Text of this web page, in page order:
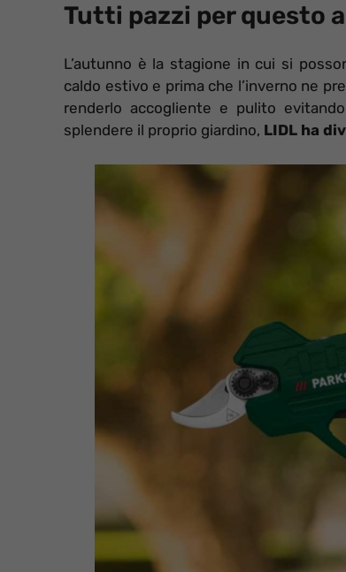
Tutti pazzi per questo
L’autunno è la stagione in cui si
caldo estivo e prima che l’inverno ne
renderlo accogliente e pulito
splendere il proprio giardino, LIDL ha